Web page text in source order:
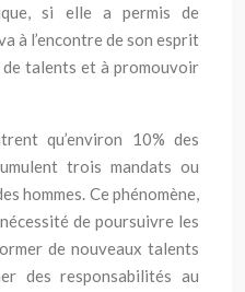
si elle a permis de
à l’encontre de son esprit
talents et à promouvoir
qu’environ 10% des
trois mandats ou
hommes. Ce phénomène,
de poursuivre les
de nouveaux talents
des responsabilités au